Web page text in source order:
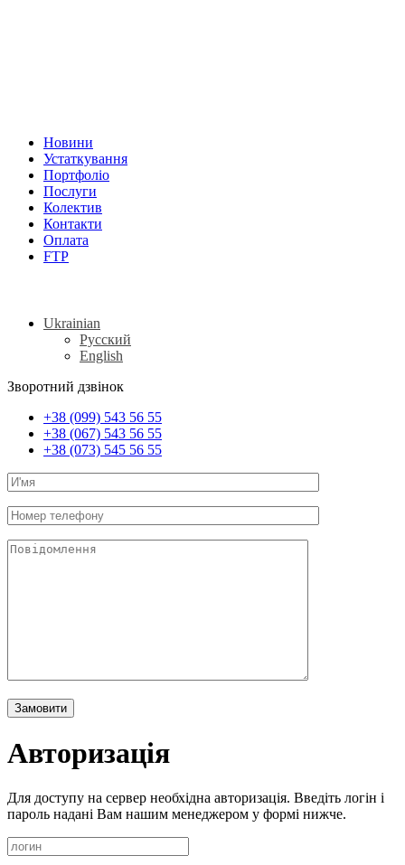
Новини
Устаткування
Портфоліо
Послуги
Колектив
Контакти
Оплата
FTP
Ukrainian
Русский
English
Зворотний дзвінок
+38 (099) 543 56 55
+38 (067) 543 56 55
+38 (073) 545 56 55
Авторизація
Для доступу на сервер необхідна авторизація. Введіть логін і
пароль надані Вам нашим менеджером у формі нижче.